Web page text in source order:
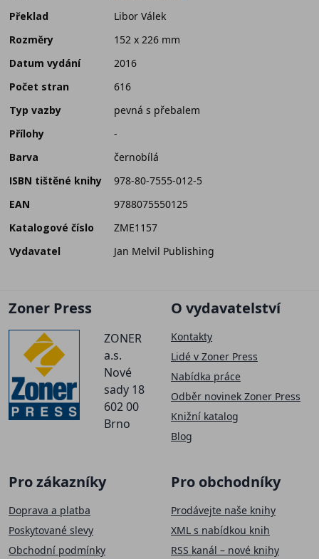
Překlad
Libor Válek
Rozměry
152 x 226 mm
Datum vydání
2016
Počet stran
616
Typ vazby
pevná s přebalem
Přílohy
-
Barva
černobílá
ISBN tištěné knihy
978-80-7555-012-5
EAN
9788075550125
Katalogové číslo
ZME1157
Vydavatel
Jan Melvil Publishing
Zoner Press
ZONER
a.s.
Nové
sady 18
602 00
Brno
O vydavatelství
Kontakty
Lidé v Zoner Press
Nabídka práce
Odběr novinek Zoner Press
Knižní katalog
Blog
Pro zákazníky
Doprava a platba
Poskytované slevy
Obchodní podmínky
Pro obchodníky
Prodávejte naše knihy
XML s nabídkou knih
RSS kanál – nové knihy